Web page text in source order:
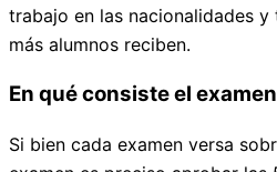
trabajo en las nacionalidades
más alumnos reciben.
En qué consiste el
Si bien cada examen versa